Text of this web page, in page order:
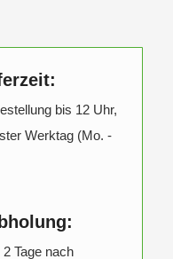
bis 12 Uhr,
Werktag (Mo. -
2 Tage nach